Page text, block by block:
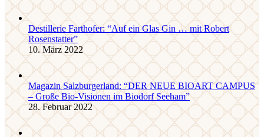
Destillerie Farthofer: “Auf ein Glas Gin … mit Robert
Rosenstatter”
10. März 2022
Magazin Salzburgerland: “DER NEUE BIOART CAMPUS
– Große Bio-Visionen im Biodorf Seeham”
28. Februar 2022